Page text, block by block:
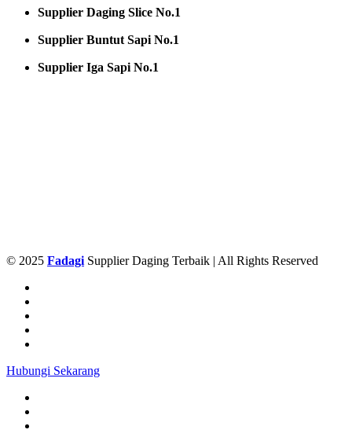
Supplier Daging Slice No.1
Supplier Buntut Sapi No.1
Supplier Iga Sapi No.1
© 2025 Fadagi Supplier Daging Terbaik | All Rights Reserved
Hubungi Sekarang